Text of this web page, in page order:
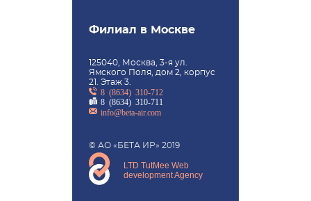
Филиал в Москве
125040, Москва, 3-я ул.
Ямского Поля, дом 2, корпус
21. Этаж 3.
8 (8634) 310-712
8 (8634) 310-711
info@beta-air.com
© АО «БЕТА ИР» 2019
LTD TutMee Web
development Agency